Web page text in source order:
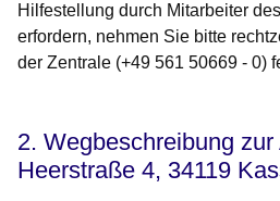
Hilfestellung durch Mitarbeiter
erfordern, nehmen Sie bitte
der Zentrale (+49 561 50669 - 0)
2. Wegbeschreibung
Heerstraße 4, 34119